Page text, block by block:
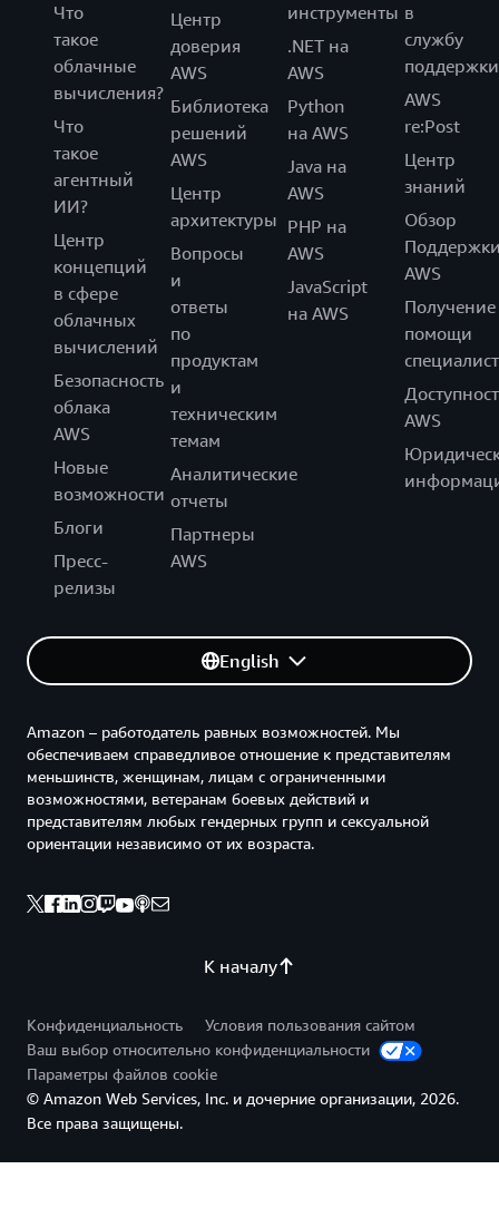
Что
такое
облачные
вычисления?
Что
такое
агентный
ИИ?
Центр
концепций
в сфере
облачных
вычислений
Безопасность
облака
AWS
Новые
возможности
Блоги
Пресс-
релизы
Центр
доверия
AWS
Библиотека
решений
AWS
Центр
архитектуры
Вопросы
и
ответы
по
продуктам
и
техническим
темам
Аналитические
отчеты
Партнеры
AWS
инструменты
.NET на
AWS
Python
на AWS
Java на
AWS
PHP на
AWS
JavaScript
на AWS
в
службу
поддержки
AWS
re:Post
Центр
знаний
Обзор
AWS
Получение
помощи
AWS
English
К началу
Amazon – работодатель равных возможностей. Мы
обеспечиваем справедливое отношение к представителям
меньшинств, женщинам, лицам с ограниченными
возможностями, ветеранам боевых действий и
представителям любых гендерных групп и сексуальной
ориентации независимо от их возраста.
Конфиденциальность
Условия пользования сайтом
Ваш выбор относительно конфиденциальности
Параметры файлов cookie
© Amazon Web Services, Inc. и дочерние организации, 2026.
Все права защищены.